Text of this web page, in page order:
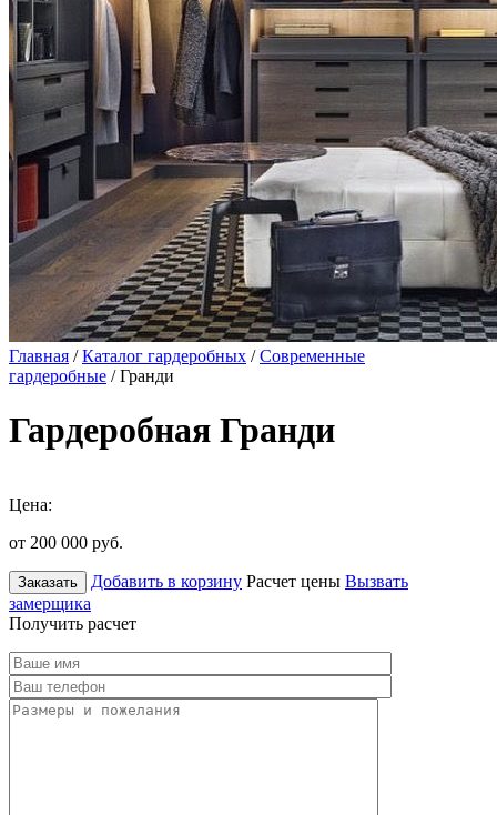
Главная /Каталог гардеробных /Современные
гардеробные / Гранди
Гардеробная Гранди
Цена:
от 200 000 руб.
Заказать Добавить в корзину Расчет цены Вызвать
замерщика
Получить расчет